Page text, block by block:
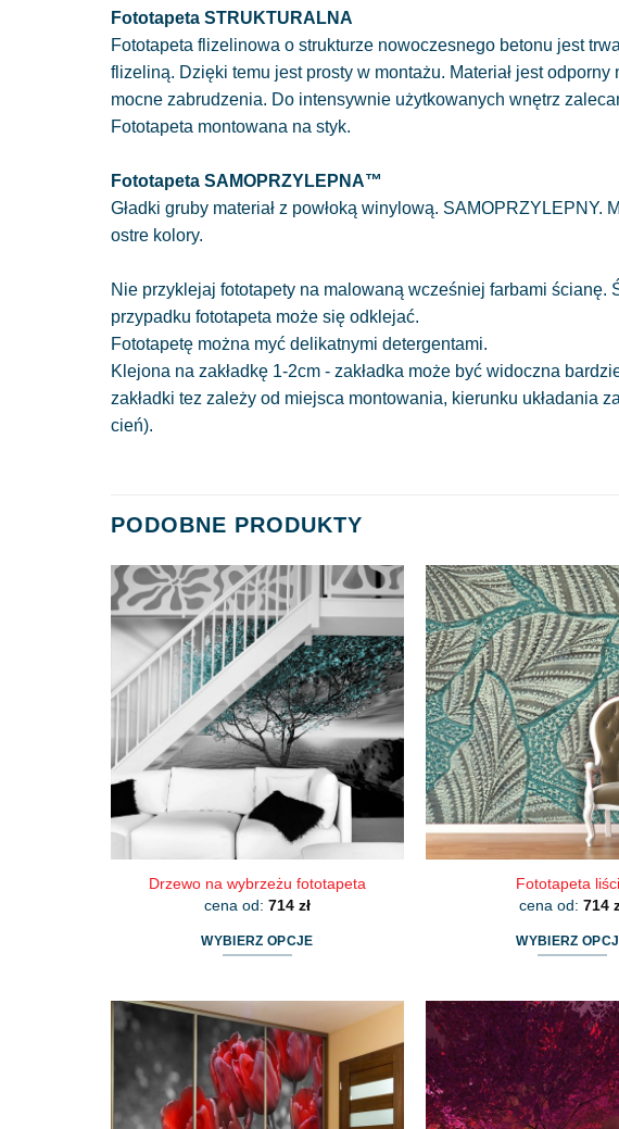
Fototapeta STRUKTURALNA
Fototapeta flizelinowa o strukturze nowoczesnego betonu jest
flizeliną. Dzięki temu jest prosty w montażu. Materiał jest
mocne zabrudzenia. Do intensywnie użytkowanych wnętrz
Fototapeta montowana na styk.
Fototapeta SAMOPRZYLEPNA™
Gładki gruby materiał z powłoką winylową.
ostre kolory.
Nie przyklejaj fototapety na malowaną wcześniej farbami ścianę.
przypadku fototapeta może się odklejać.
Fototapetę można myć delikatnymi detergentami.
Klejona na zakładkę 1-2cm - zakładka może być widoczna
zakładki tez zależy od miejsca montowania, kierunku układania
cień).
PODOBNE PRODUKTY
Drzewo na wybrzeżu fototapeta
cena od: 714 zł
WYBIERZ OPCJE
ma
wiele
wariantów.
Opcje
można
Fototapeta
cena od: 714
WYBIERZ
ma
wiele
Opcje
można